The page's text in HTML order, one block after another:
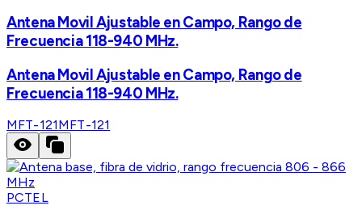
Antena Movil Ajustable en Campo, Rango de
Frecuencia 118-940 MHz.
Antena Movil Ajustable en Campo, Rango de
Frecuencia 118-940 MHz.
MFT-121MFT-121
PCTEL